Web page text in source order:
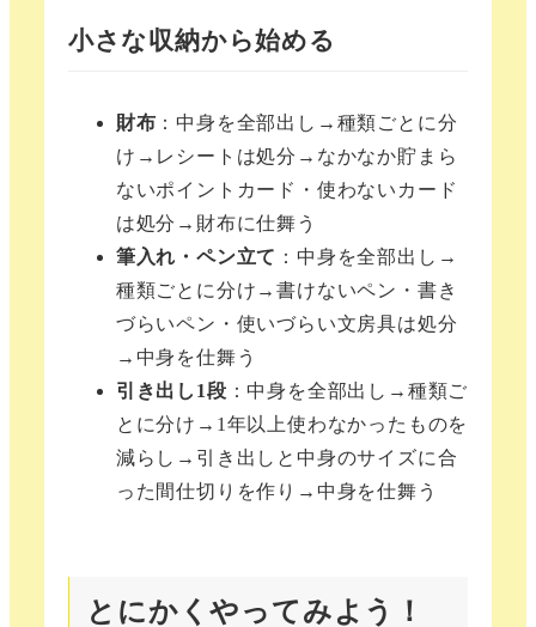
小さな収納から始める
財布 ：中身を全部出し→種類ごとに分
け→レシートは処分→なかなか貯まら
ないポイントカード・使わないカード
は処分→財布に仕舞う
筆入れ・ペン立て ：中身を全部出し→
種類ごとに分け→書けないペン・書き
づらいペン・使いづらい文房具は処分
→中身を仕舞う
引き出し1段 ：中身を全部出し→種類ご
とに分け→1年以上使わなかったものを
減らし→引き出しと中身のサイズに合
った間仕切りを作り→中身を仕舞う
とにかくやってみよう！